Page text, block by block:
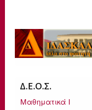
Δ.E.O.Σ.
Μαθηματικά Ι